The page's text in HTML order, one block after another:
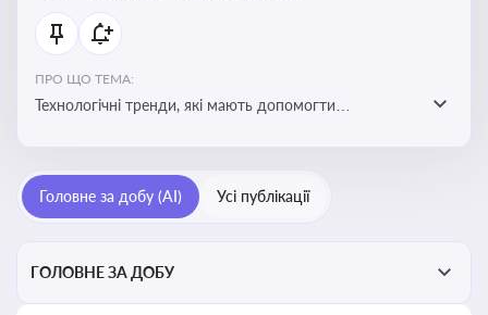
ПРО ЩО ТЕМА:
Технологічні тренди, які мають допомогти
ефективність і знизити витрати компаній
Головне за добу (AI) Усі публікації
ГОЛОВНЕ ЗА ДОБУ